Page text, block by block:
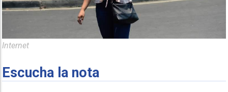
Internet
Escucha la nota